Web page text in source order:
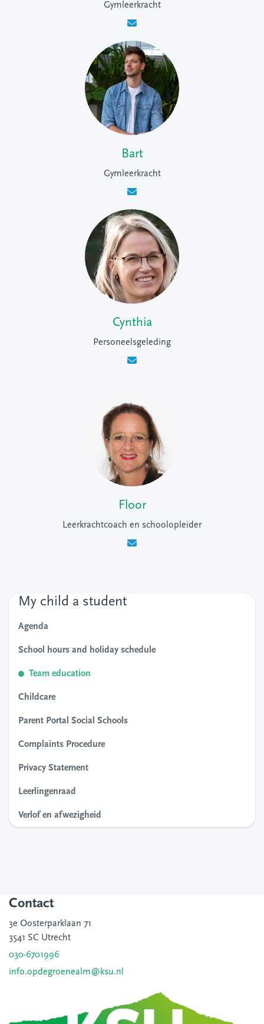
Gymleerkracht
Bart
Gymleerkracht
Cynthia
Personeelsgeleding
Floor
Leerkrachtcoach en schoolopleider
My child a student
Agenda
School hours and holiday schedule
Team education
Childcare
Parent Portal Social Schools
Complaints Procedure
Privacy Statement
Leerlingenraad
Verlof en afwezigheid
Contact
3e Oosterparklaan 71
3541 SC Utrecht
030-6701996
info.opdegroenealm@ksu.nl